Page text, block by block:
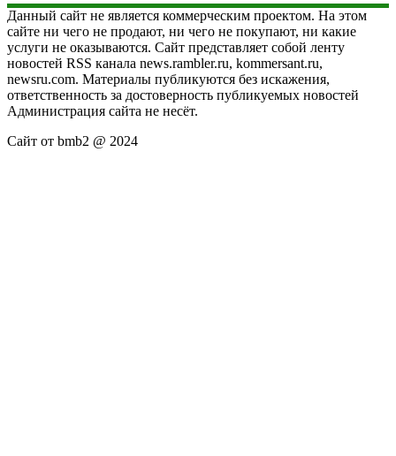
Данный сайт не является коммерческим проектом. На этом
сайте ни чего не продают, ни чего не покупают, ни какие
услуги не оказываются. Сайт представляет собой ленту
новостей RSS канала news.rambler.ru, kommersant.ru,
newsru.com. Материалы публикуются без искажения,
ответственность за достоверность публикуемых новостей
Администрация сайта не несёт.
Сайт от bmb2 @ 2024